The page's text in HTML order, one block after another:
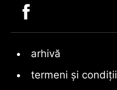
arhivă
termeni și condiții